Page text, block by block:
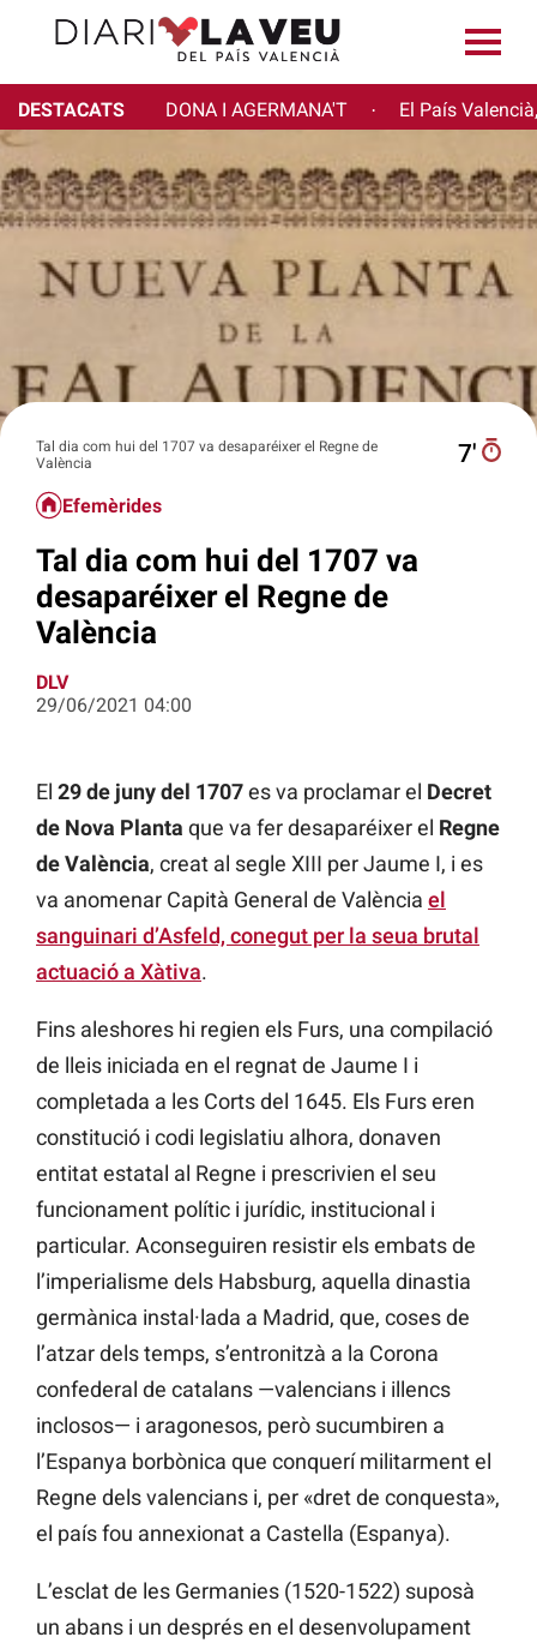
DESTACATS DONA I AGERMANA'T · El País
Tal dia com hui del 1707 va desaparéixer el Regne de
València
7′
Efemèrides
Tal dia com hui del 1707 va
desaparéixer el Regne de
València
DLV
29/06/2021 04:00
El 29 de juny del 1707es va proclamar el Decret
de Nova Planta que va fer desaparéixer el Regne
de València, creat al segle XIII per Jaume I, i es
va anomenar Capità General de València el
sanguinari d’Asfeld, conegut per la seua brutal
actuació a Xàtiva.
Fins aleshores hi regien els Furs, una compilació
de lleis iniciada en el regnat de Jaume I i
completada a les Corts del 1645. Els Furs eren
constitució i codi legislatiu alhora, donaven
entitat estatal al Regne i prescrivien el seu
funcionament polític i jurídic, institucional i
particular. Aconseguiren resistir els embats de
l’imperialisme dels Habsburg, aquella dinastia
germànica instal·lada a Madrid, que, coses de
l’atzar dels temps, s’entronitzà a la Corona
confederal de catalans —valencians i illencs
inclosos— i aragonesos, però sucumbiren a
l’Espanya borbònica que conquerí militarment el
Regne dels valencians i, per «dret de conquesta»,
el país fou annexionat a Castella (Espanya).
L’esclat de les Germanies (1520-1522) suposà
un abans i un després en el desenvolupament